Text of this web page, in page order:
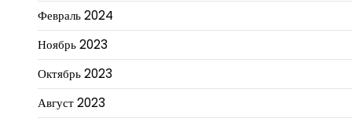
Февраль 2024
Ноябрь 2023
Октябрь 2023
Август 2023